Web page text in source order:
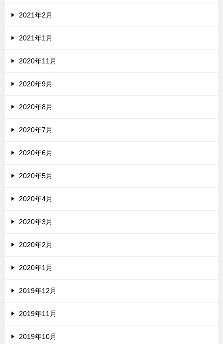
2021年2月
2021年1月
2020年11月
2020年9月
2020年8月
2020年7月
2020年6月
2020年5月
2020年4月
2020年3月
2020年2月
2020年1月
2019年12月
2019年11月
2019年10月